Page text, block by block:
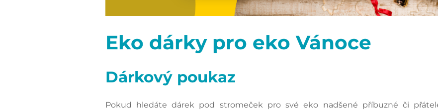
Eko dárky pro eko Vánoce
Dárkový poukaz
Pokud hledáte dárek pod stromeček pro své eko nadšené příbuzné či